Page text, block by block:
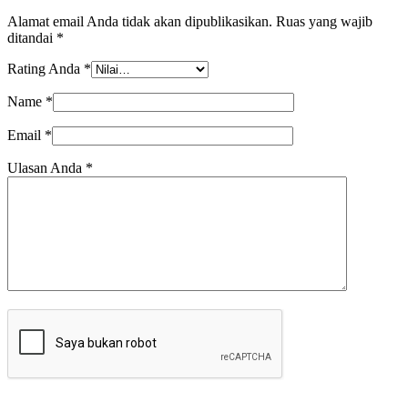
Alamat email Anda tidak akan dipublikasikan. Ruas yang wajib
ditandai *
Rating Anda *
Name *
Email *
Ulasan Anda *